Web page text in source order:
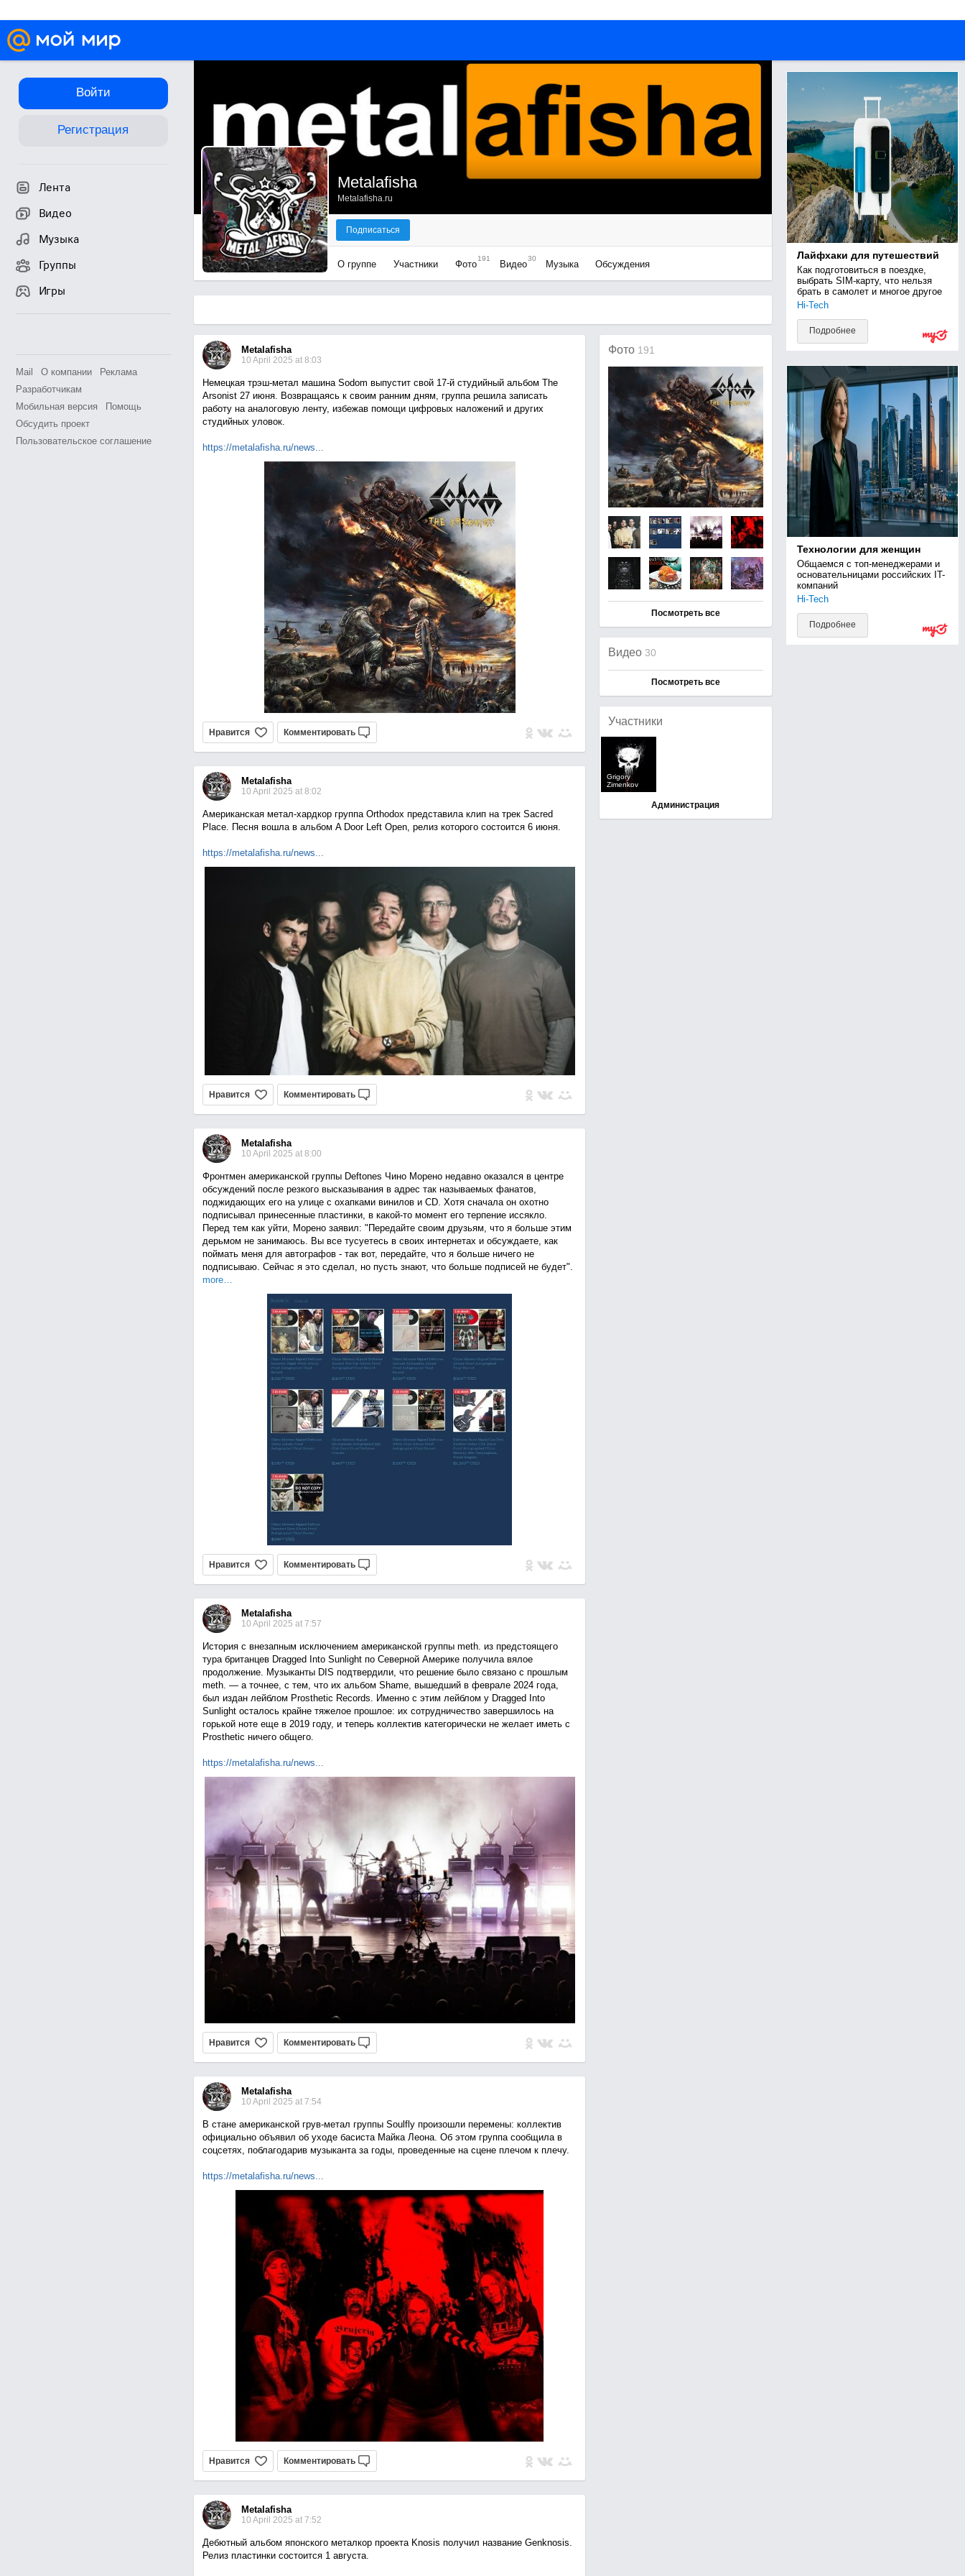
Войти
Регистрация
Лента
Видео
Музыка
Группы
Игры
Mail О компании
Реклама
Разработчикам
Мобильная версия
Помощь
Обсудить проект
Пользовательское соглашение
Metalafisha
Metalafisha.ru
Подписаться
О группе Участники Фото
191
Видео
30
Музыка Обсуждения
Metalafisha
10 April 2025 at 8:03
Немецкая трэш-метал машина Sodom выпустит свой 17-й студийный альбом The
Arsonist 27 июня. Возвращаясь к своим ранним дням, группа решила записать
работу на аналоговую ленту, избежав помощи цифровых наложений и других
студийных уловок.
https://metalafisha.ru/news...
Нравится Комментировать
Metalafisha
10 April 2025 at 8:02
Американская метал-хардкор группа Orthodox представила клип на трек Sacred
Place. Песня вошла в альбом A Door Left Open, релиз которого состоится 6 июня.
https://metalafisha.ru/news...
Нравится Комментировать
Metalafisha
10 April 2025 at 8:00
Фронтмен американской группы Deftones Чино Морено недавно оказался в центре
обсуждений после резкого высказывания в адрес так называемых фанатов,
поджидающих его на улице с охапками винилов и CD. Хотя сначала он охотно
подписывал принесенные пластинки, в какой-то момент его терпение иссякло.
Перед тем как уйти, Морено заявил: "Передайте своим друзьям, что я больше этим
дерьмом не занимаюсь. Вы все тусуетесь в своих интернетах и обсуждаете, как
поймать меня для автографов - так вот, передайте, что я больше ничего не
подписываю. Сейчас я это сделал, но пусть знают, что больше подписей не будет".
more…
Нравится Комментировать
Metalafisha
10 April 2025 at 7:57
История с внезапным исключением американской группы meth. из предстоящего
тура британцев Dragged Into Sunlight по Северной Америке получила вялое
продолжение. Музыканты DIS подтвердили, что решение было связано с прошлым
meth. — а точнее, с тем, что их альбом Shame, вышедший в феврале 2024 года,
был издан лейблом Prosthetic Records. Именно с этим лейблом у Dragged Into
Sunlight осталось крайне тяжелое прошлое: их сотрудничество завершилось на
горькой ноте еще в 2019 году, и теперь коллектив категорически не желает иметь с
Prosthetic ничего общего.
https://metalafisha.ru/news...
Нравится Комментировать
Metalafisha
10 April 2025 at 7:54
В стане американской грув-метал группы Soulfly произошли перемены: коллектив
официально объявил об уходе басиста Майка Леона. Об этом группа сообщила в
соцсетях, поблагодарив музыканта за годы, проведенные на сцене плечом к плечу.
https://metalafisha.ru/news...
Нравится Комментировать
Metalafisha
10 April 2025 at 7:52
Дебютный альбом японского металкор проекта Knosis получил название Genknosis.
Релиз пластинки состоится 1 августа.
Фото 191
Посмотреть все
Видео 30
Посмотреть все
Участники
Grigory
Zimenkov
Администрация
Лайфхаки для путешествий
Как подготовиться в поездке,
выбрать SIM-карту, что нельзя
брать в самолет и многое другое
Hi-Tech
Подробнее
Технологии для женщин
Общаемся с топ-менеджерами и
основательницами российских IT-
компаний
Hi-Tech
Подробнее